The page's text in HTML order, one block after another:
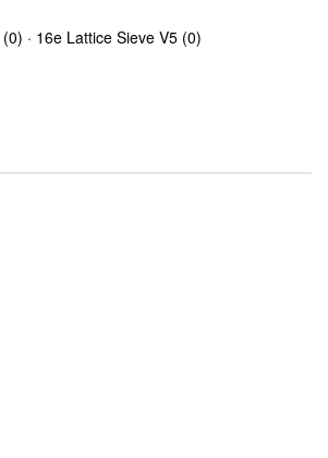
(0) · 16e Lattice Sieve V5 (0)